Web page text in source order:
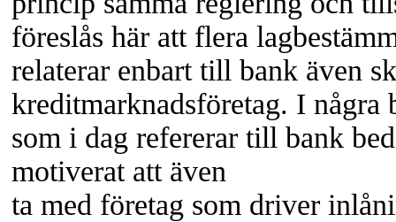
föreslås här att flera
relaterar enbart till bank även
kreditmarknadsföretag. I några
som i dag refererar till bank
motiverat att även
ta med företag som driver